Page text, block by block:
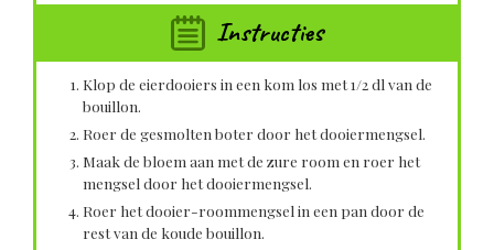
Instructies
Klop de eierdooiers in een kom los met 1/2 dl van de
bouillon.
Roer de gesmolten boter door het dooiermengsel.
Maak de bloem aan met de zure room en roer het
mengsel door het dooiermengsel.
Roer het dooier-roommengsel in een pan door de
rest van de koude bouillon.